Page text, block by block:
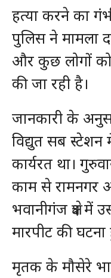
हत्या करने का
पुलिस ने मामला
और कुछ लोगों
की जा रही है।
जानकारी के
विद्युत सब स्टेशन
कार्यरत था।
काम से रामनगर
भवानीगंज क्षेत्र
मारपीट की घटना
मृतक के मौसेरे